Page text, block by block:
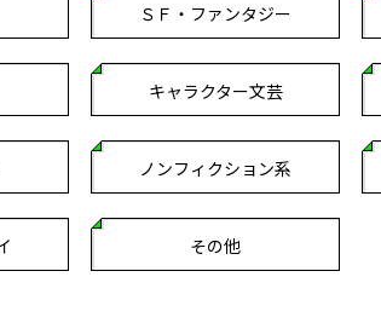
ＳＦ・ファンタジー
キャラクター文芸
ノンフィクション系
その他